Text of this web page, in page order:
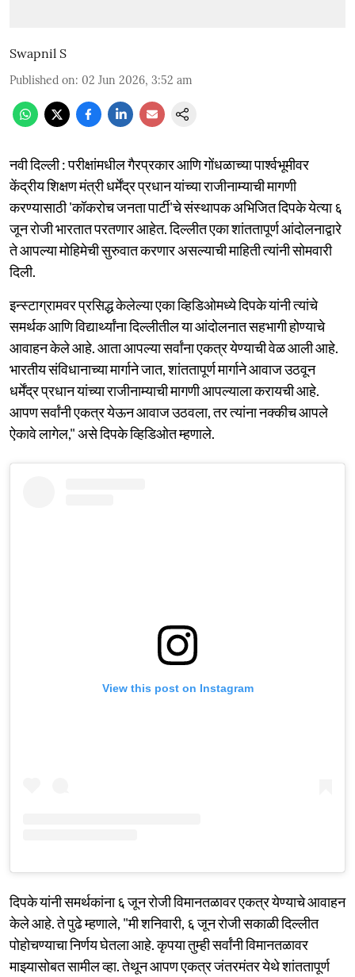
Swapnil S
Published on: 02 Jun 2026, 3:52 am
नवी दिल्ली : परीक्षांमधील गैरप्रकार आणि गोंधळाच्या पार्श्वभूमीवर
केंद्रीय शिक्षण मंत्री धर्मेंद्र प्रधान यांच्या राजीनाम्याची मागणी
करण्यासाठी 'कॉकरोच जनता पार्टी'चे संस्थापक अभिजित दिपके येत्या ६
जून रोजी भारतात परतणार आहेत. दिल्लीत एका शांततापूर्ण आंदोलनाद्वारे
ते आपल्या मोहिमेची सुरुवात करणार असल्याची माहिती त्यांनी सोमवारी
दिली.
इन्स्टाग्रामवर प्रसिद्ध केलेल्या एका व्हिडिओमध्ये दिपके यांनी त्यांचे
समर्थक आणि विद्यार्थ्यांना दिल्लीतील या आंदोलनात सहभागी होण्याचे
आवाहन केले आहे. आता आपल्या सर्वांना एकत्र येण्याची वेळ आली आहे.
भारतीय संविधानाच्या मार्गाने जात, शांततापूर्ण मार्गाने आवाज उठवून
धर्मेंद्र प्रधान यांच्या राजीनाम्याची मागणी आपल्याला करायची आहे.
आपण सर्वांनी एकत्र येऊन आवाज उठवला, तर त्यांना नक्कीच आपले
ऐकावे लागेल," असे दिपके व्हिडिओत म्हणाले.
View this post on Instagram
दिपके यांनी समर्थकांना ६ जून रोजी विमानतळावर एकत्र येण्याचे आवाहन
केले आहे. ते पुढे म्हणाले, "मी शनिवारी, ६ जून रोजी सकाळी दिल्लीत
पोहोचण्याचा निर्णय घेतला आहे. कृपया तुम्ही सर्वांनी विमानतळावर
माझ्यासोबत सामील व्हा. तेथून आपण एकत्र जंतरमंतर येथे शांततापूर्ण